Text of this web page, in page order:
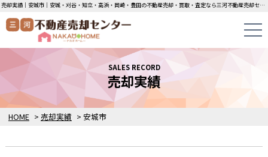
売却実績｜安城市｜安城・刈谷・知立・高浜・岡崎・豊田の不動産売却・買取・査定なら三河不動産売却センターにお任せください！土地・中古一戸建ての即日無料査定・即金買取を行っています！
HOME > 売却実績 > 安城市
SALES RECORD
売却実績